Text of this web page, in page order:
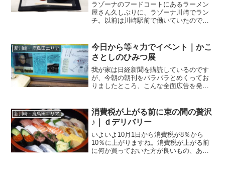
ラゾーナのフードコートにあるラーメン
屋さん久しぶりに、ラゾーナ川崎でラン
チ。以前は川崎駅前で働いていたので、
ゾーナの1Fにあるのが、ダイニングセレ
クションと呼ばれるフー...
新川崎・鹿島田エリア
今日から等々力でイベント｜かこ
さとしのひみつ展
我が家は日経新聞を購読しているのです
が、今朝の朝刊をパラパラとめくってお
りましたところ、こんな全面広告を発
に、かこさとし先生が大きな存在であっ
たかを感じることができた...
新川崎・鹿島田エリア
消費税が上がる前に束の間の贅沢
♪｜ｄデリバリー
いよいよ10月1日から消費税が8％から
10％に上がりますね。消費税が上がる前
に何か買っておいた方が良いもの、ある